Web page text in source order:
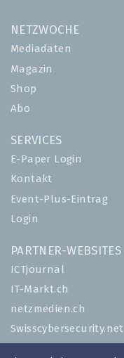
NETZWOCHE
Mediadaten
Magazin
Shop
Abo
SERVICES
E-Paper Login
Kontakt
Event-Plus-Eintrag
Login
PARTNER-WEBSITES
ICTjournal
IT-Markt.ch
netzmedien.ch
Swisscybersecurity.net